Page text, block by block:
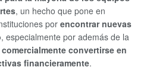
, un hecho que pone en
por encontrar nuevas
, especialmente por además de la
comercialmente convertirse en
financieramente.